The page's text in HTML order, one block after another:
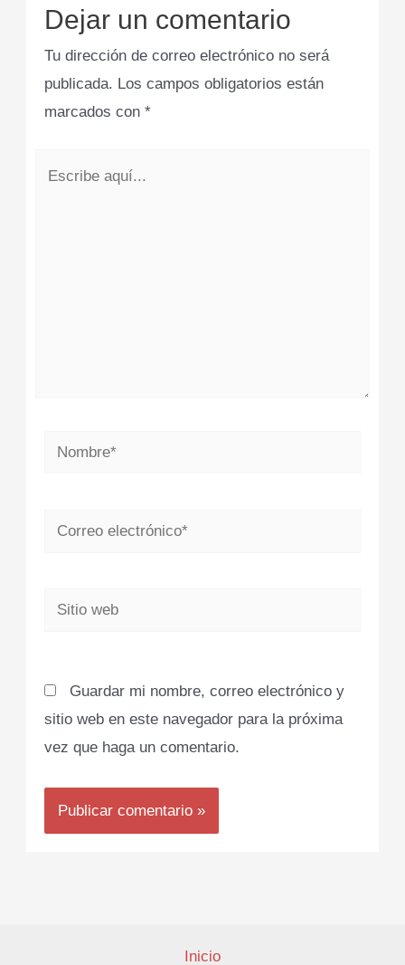
Dejar un comentario
Tu dirección de correo electrónico no será
publicada. Los campos obligatorios están
marcados con*
Nombre*
Correo
Sitio
Guardar mi nombre, correo electrónico y
sitio web en este navegador para la próxima
vez que haga un comentario.
Inicio